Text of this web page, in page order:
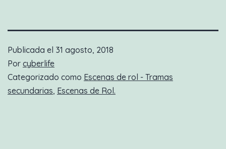
Publicada el 31 agosto, 2018
Por cyberlife
Categorizado como Escenas de rol - Tramas
secundarias, Escenas de Rol.